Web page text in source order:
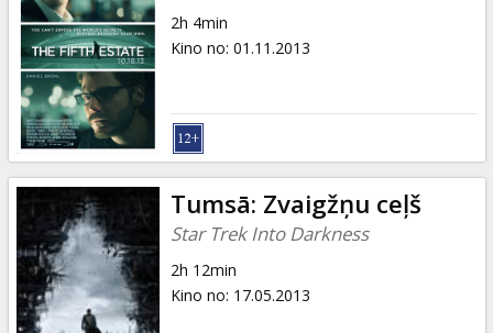
2h 4min
Kino no: 01.11.2013
Tumsā: Zvaigžņu ceļš
Star Trek Into Darkness
2h 12min
Kino no: 17.05.2013